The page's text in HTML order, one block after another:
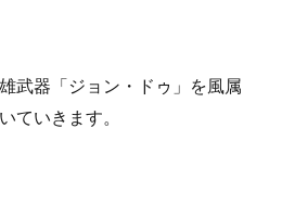
武器「ジョン・ドゥ」を風属
ていきます。